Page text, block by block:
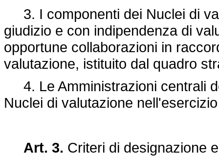
3. I componenti dei Nuclei di
giudizio e con indipendenza di
opportune collaborazioni in
valutazione, istituito dal quadro
4. Le Amministrazioni centrali
Nuclei di valutazione
Art. 3. Criteri di designazione